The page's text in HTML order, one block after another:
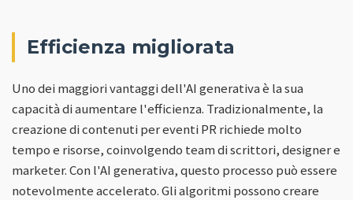
Efficienza migliorata
Uno dei maggiori vantaggi dell'AI generativa è la sua
capacità di aumentare l'efficienza. Tradizionalmente, la
creazione di contenuti per eventi PR richiede molto
tempo e risorse, coinvolgendo team di scrittori, designer e
marketer. Con l'AI generativa, questo processo può essere
notevolmente accelerato. Gli algoritmi possono creare